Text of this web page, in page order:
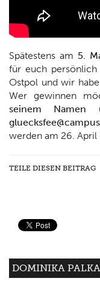
Spätestens am 5.
für euch persönlich
Ostpol und wir
Wer gewinnen
seinem
werden am 26.
TEILE DIESEN BEITRAG
DOMINIKA PALKA